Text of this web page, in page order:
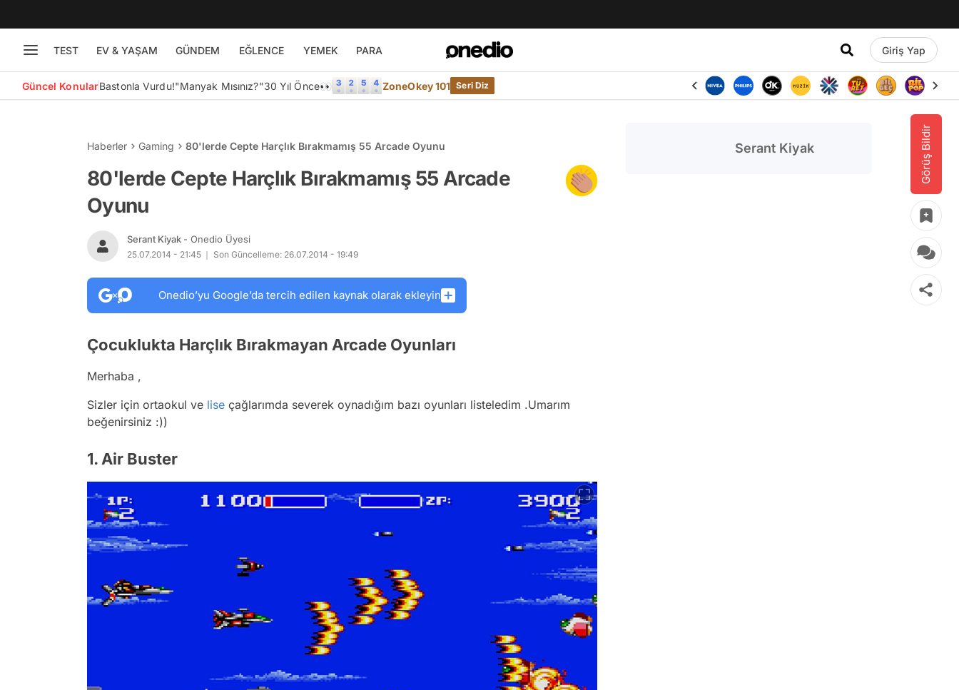
TEST EV & YAŞAM GÜNDEM EĞLENCE YEMEK PARA Giriş Yap
Güncel KonularBastonla Vurdu!"Manyak Mısınız?"30 Yıl Önce👀 ZoneOkey 101 Seri Diz
Görüş Bildir
Haberler Gaming 80'lerde Cepte Harçlık Bırakmamış 55 Arcade Oyunu
80'lerde Cepte Harçlık Bırakmamış 55 Arcade
Oyunu
Serant Kiyak - Onedio Üyesi
25.07.2014 - 21:45 Son Güncelleme: 26.07.2014 - 19:49
Onedio’yu Google’da tercih edilen kaynak olarak ekleyin
Çocuklukta Harçlık Bırakmayan Arcade Oyunları
Merhaba ,
Sizler için ortaokul ve lise çağlarımda severek oynadığım bazı oyunları listeledim .Umarım
beğenirsiniz :))
1. Air Buster
Serant Kiyak